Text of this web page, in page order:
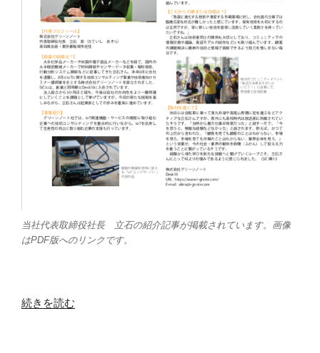
当社代表取締役社長 立石の紹介記事が掲載されています。画像
はPDF版へのリンクです。
“SIC
続きを読む